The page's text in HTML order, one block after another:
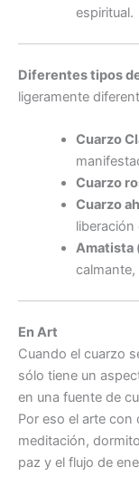
espiritual.
Diferentes tipos
ligeramente
Cuarzo
Cuarzo
Cuarzo
liberación
Amatista
En Art
Cuando el cuarzo
sólo tiene un
en una fuente de
Por eso el arte con
meditación,
paz y el flujo de